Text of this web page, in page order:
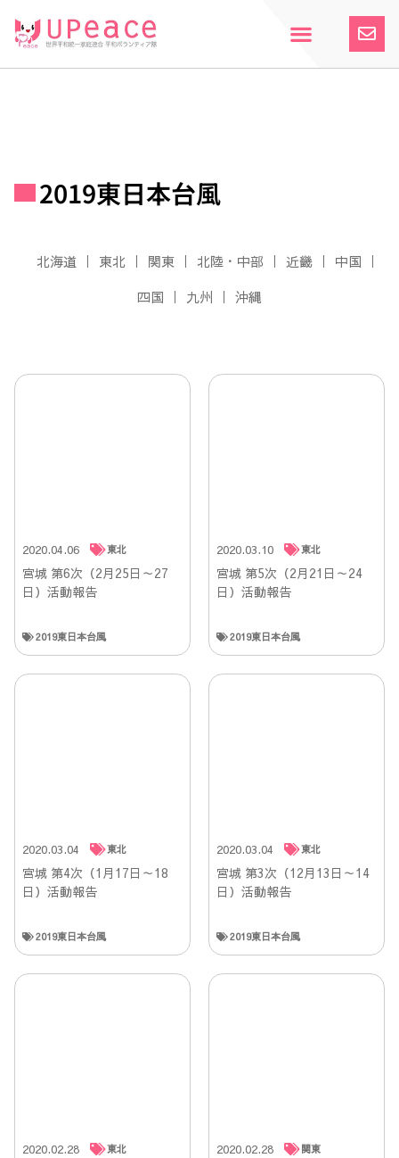
ス
2019東日本台風
北海道 東北 関東 北陸・中部 近畿
中国
四国
九州 沖縄
2020.04.06 東北
宮城 第6次（2月25日～27
日）活動報告
2019東日本台風
2020.03.10 東北
宮城 第5次（2月21日～24
日）活動報告
2019東日本台風
2020.03.04 東北
宮城 第4次（1月17日～18
日）活動報告
2019東日本台風
2020.03.04 東北
宮城 第3次（12月13日～14
日）活動報告
2019東日本台風
2020.02.28 東北 2020.02.28 関東